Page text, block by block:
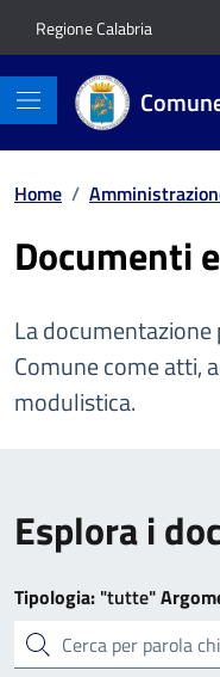
Regione Calabria
Home /
Documenti
La
Comune come atti,
modulistica.
Esplora i
Tipologia: "tutte"
cerca